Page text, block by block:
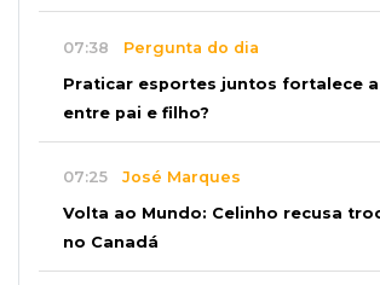
07:38 Pergunta do dia
Praticar esportes juntos fortalece
entre pai e filho?
07:25 José Marques
Volta ao Mundo: Celinho recusa
no Canadá